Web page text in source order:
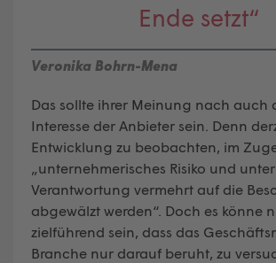
Ende setzt“
Veronika Bohrn-Mena
Das sollte ihrer Meinung nach auch
Interesse der Anbieter sein. Denn
Entwicklung zu beobachten, im
„unternehmerisches Risiko und
Verantwortung vermehrt auf die
abgewälzt werden“. Doch es könne
zielführend sein, dass das
Branche nur darauf beruht, zu